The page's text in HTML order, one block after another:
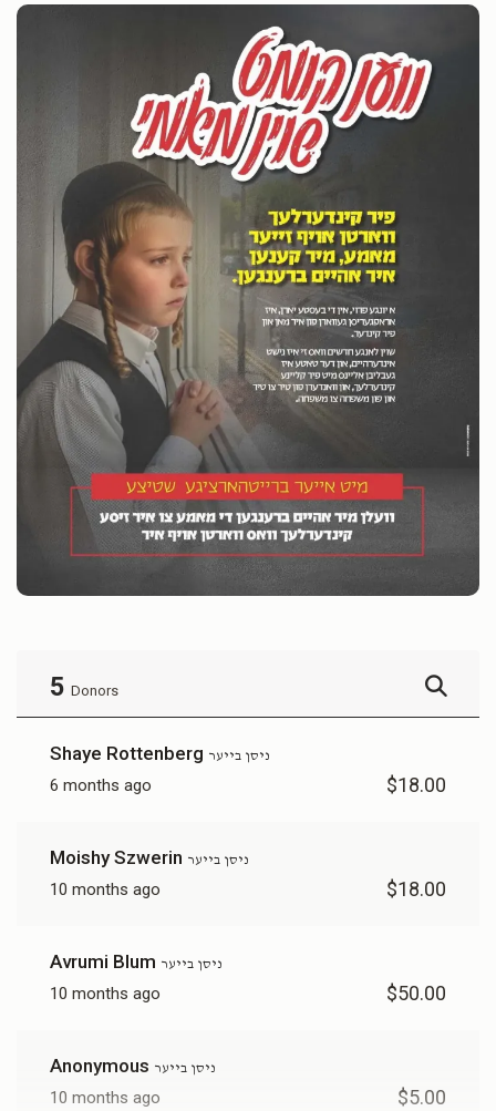
5 Donors
Shaye Rottenberg ניסן בייער
6 months ago $18.00
Moishy Szwerin ניסן בייער
10 months ago $18.00
Avrumi Blum ניסן בייער
10 months ago $50.00
Anonymous ניסן בייער
10 months ago $5.00